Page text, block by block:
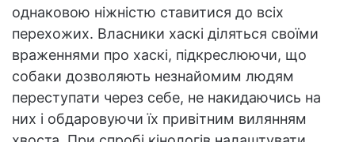
однаковою ніжністю ставитися до всіх
перехожих. Власники хаскі діляться своїми
враженнями про хаскі, підкреслюючи, що
собаки дозволяють незнайомим людям
переступати через себе, не накидаючись на
них і обдаровуючи їх привітним вилянням